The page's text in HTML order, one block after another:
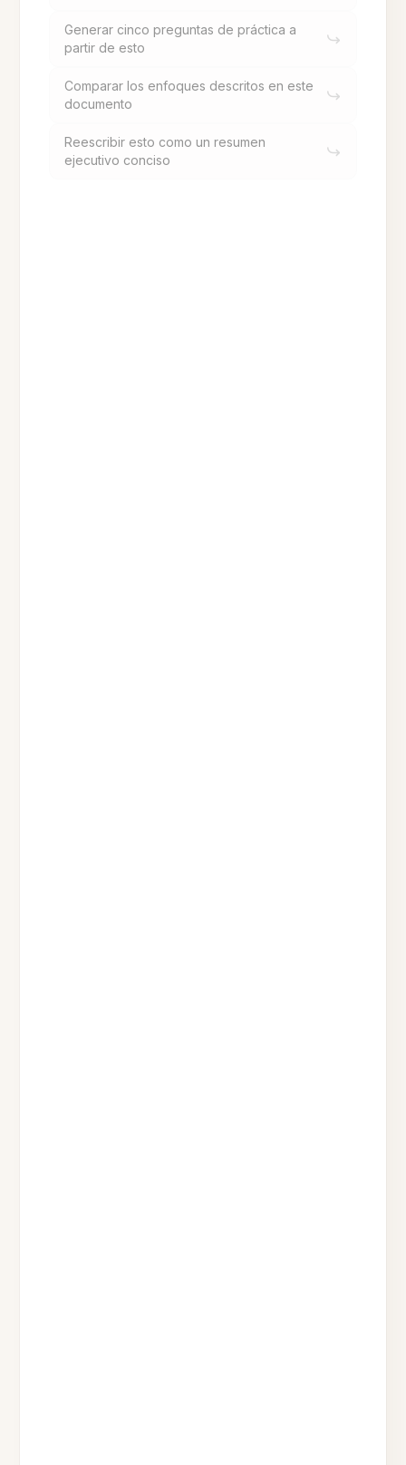
Generar cinco preguntas de práctica a
partir de esto
Comparar los enfoques descritos en este
documento
Reescribir esto como un resumen
ejecutivo conciso